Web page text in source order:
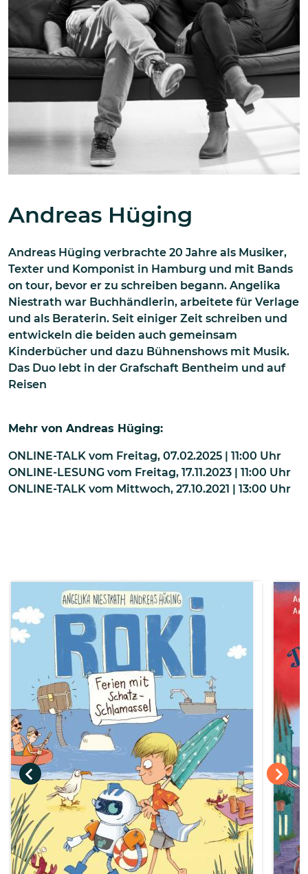
Andreas Hüging
Andreas Hüging verbrachte 20 Jahre als Musiker,
Texter und Komponist in Hamburg und mit Bands
on tour, bevor er zu schreiben begann. Angelika
Niestrath war Buchhändlerin, arbeitete für Verlage
und als Beraterin. Seit einiger Zeit schreiben und
entwickeln die beiden auch gemeinsam
Kinderbücher und dazu Bühnenshows mit Musik.
Das Duo lebt in der Grafschaft Bentheim und auf
Reisen
Mehr von Andreas Hüging:
ONLINE-TALK vom Freitag, 07.02.2025 | 11:00 Uhr
ONLINE-LESUNG vom Freitag, 17.11.2023 | 11:00 Uhr
ONLINE-TALK vom Mittwoch, 27.10.2021 | 13:00 Uhr